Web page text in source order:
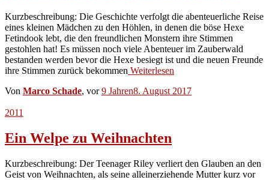
Kurzbeschreibung: Die Geschichte verfolgt die abenteuerliche Reise
eines kleinen Mädchen zu den Höhlen, in denen die böse Hexe
Fetindook lebt, die den freundlichen Monstern ihre Stimmen
gestohlen hat! Es müssen noch viele Abenteuer im Zauberwald
bestanden werden bevor die Hexe besiegt ist und die neuen Freunde
ihre Stimmen zurück bekommen Weiterlesen
Von Marco Schade, vor9 Jahren8. August 2017
2011
Ein Welpe zu Weihnachten
Kurzbeschreibung: Der Teenager Riley verliert den Glauben an den
Geist von Weihnachten, als seine alleinerziehende Mutter kurz vor